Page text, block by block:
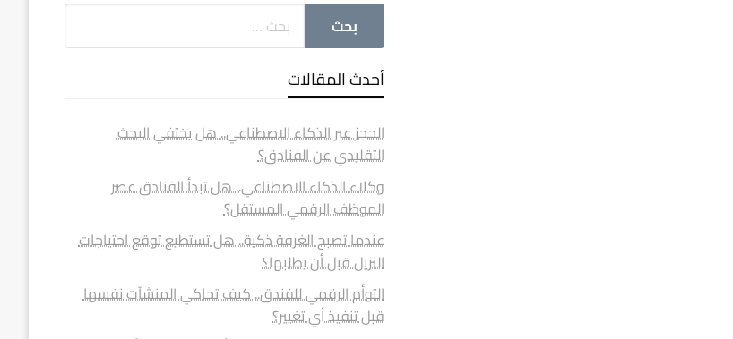
أحدث المقالات
الحجز عبر الذكاء الاصطناعي.. هل يختفي البحث
التقليدي عن الفنادق؟
وكلاء الذكاء الاصطناعي.. هل تبدأ الفنادق عصر
الموظف الرقمي المستقل؟
عندما تصبح الغرفة ذكية.. هل تستطيع توقع احتياجات
النزيل قبل أن يطلبها؟
التوأم الرقمي للفندق.. كيف تحاكي المنشآت نفسها
قبل تنفيذ أي تغيير؟